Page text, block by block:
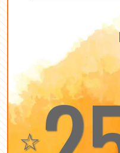
☆